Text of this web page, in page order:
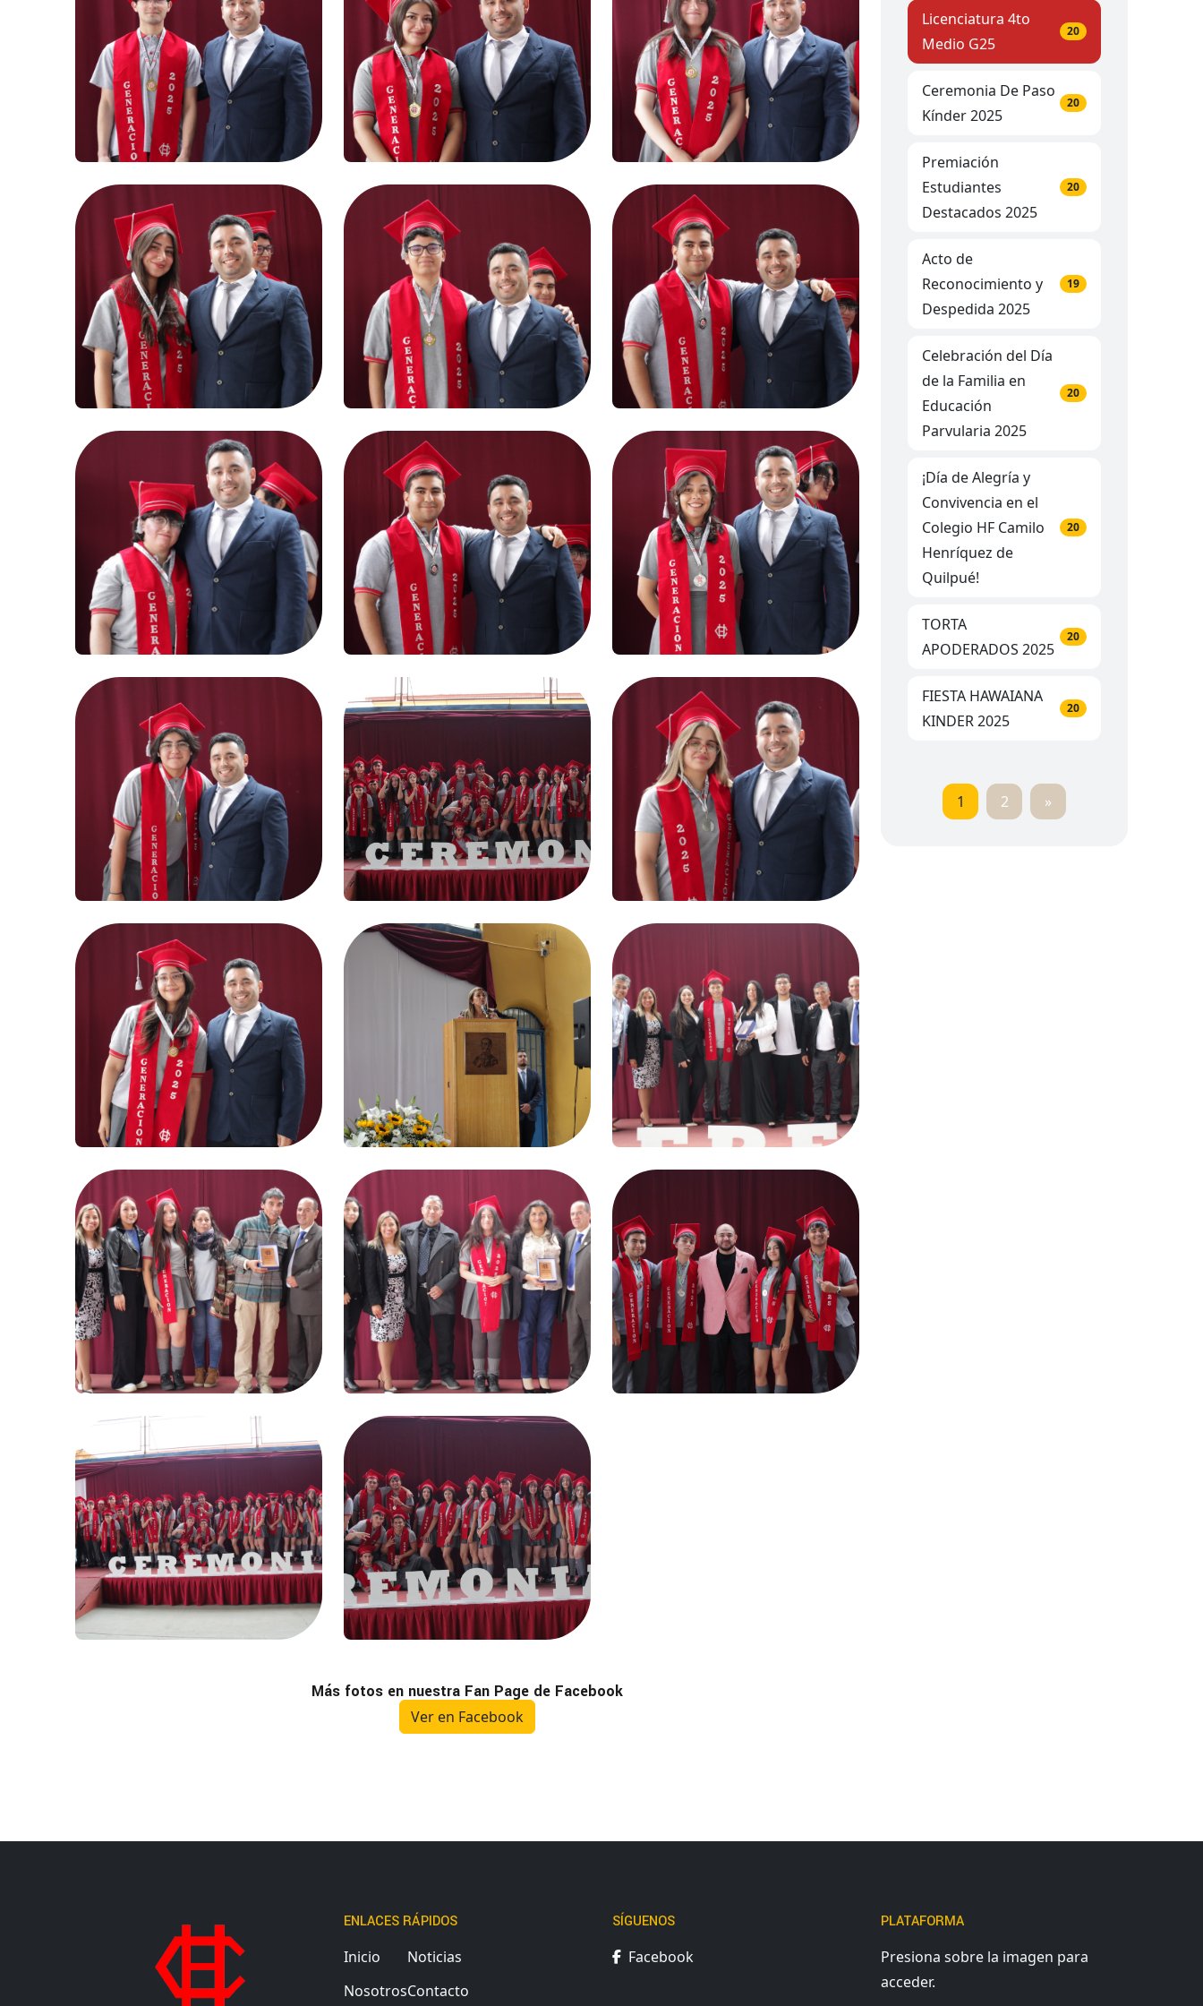
Más fotos en nuestra Fan Page de Facebook
Ver en Facebook
Licenciatura 4to
Medio G25
20
Ceremonia De Paso
Kínder 2025
20
Premiación
Estudiantes
Destacados 2025
20
Acto de
Reconocimiento y
Despedida 2025
19
Celebración del Día
de la Familia en
Educación
Parvularia 2025
20
¡Día de Alegría y
Convivencia en el
Colegio HF Camilo
Henríquez de
Quilpué!
20
TORTA
APODERADOS 2025
20
FIESTA HAWAIANA
KINDER 2025
20
1 2 »
ENLACES RÁPIDOS
Inicio
Nosotros
Noticias
Contacto
SÍGUENOS
Facebook
PLATAFORMA
Presiona sobre la imagen para
acceder.